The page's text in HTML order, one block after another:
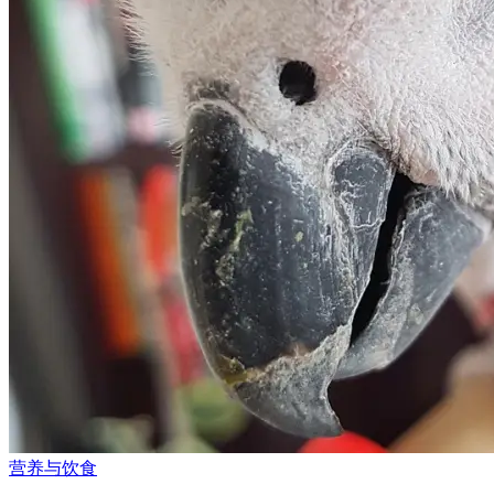
营养与饮食